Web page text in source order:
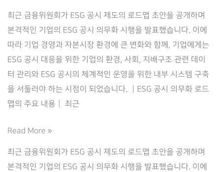
최근 금융위원회가 ESG 공시 제도의 로드맵 초안을 공개하며
본격적인 기업의 ESG 공시 의무화 시행을 발표했습니다. 이에
따라 기업 경영과 자본시장 환경에 큰 변화와 함께, 기업에게는
ESG 공시 대응을 위한 기업의 환경, 사회, 지배구조 관련 데이
터 관리와 ESG 공시의 체계적인 운영을 위한 내부 시스템 구축
을 서둘러야 하는 시점이 되었습니다. ┃ESG 공시 의무화 로드
맵의 주요 내용┃ 최근
ESG
Read More »
최근 금융위원회가 ESG 공시 제도의 로드맵 초안을 공개하며
본격적인 기업의 ESG 공시 의무화 시행을 발표했습니다. 이에